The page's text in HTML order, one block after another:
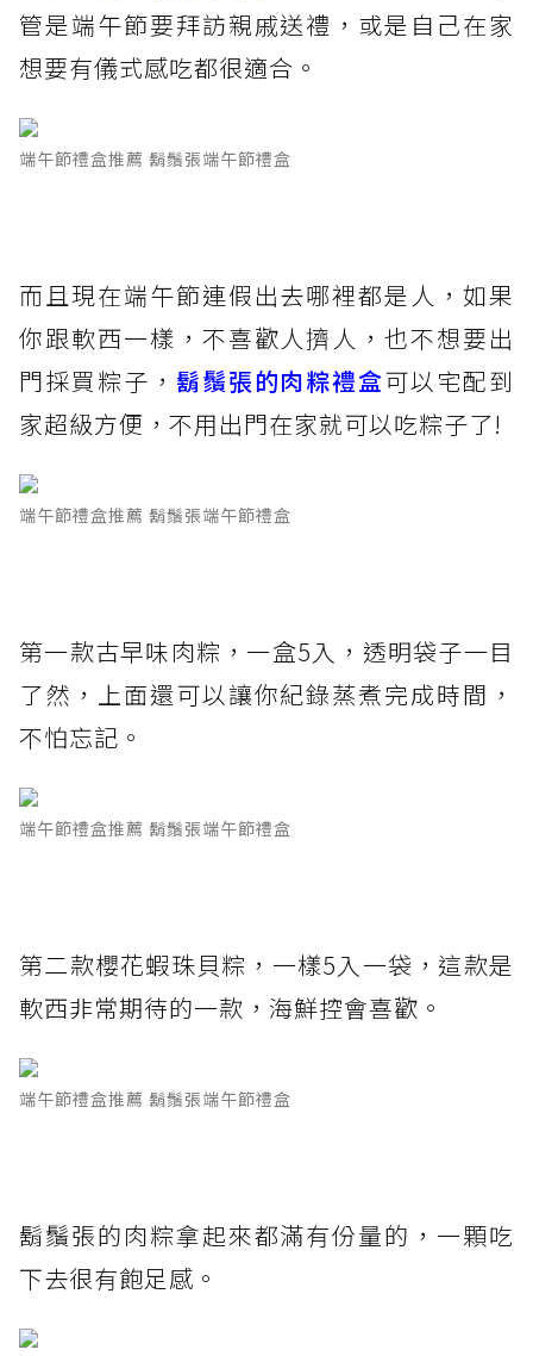
管是端午節要拜訪親戚送禮，或是自己在家
想要有儀式感吃都很適合。
端午節禮盒推薦 鬍鬚張端午節禮盒
而且現在端午節連假出去哪裡都是人，如果
你跟軟西一樣，不喜歡人擠人，也不想要出
門採買粽子， 鬍鬚張的肉粽禮盒可以宅配到
家超級方便，不用出門在家就可以吃粽子了!
端午節禮盒推薦 鬍鬚張端午節禮盒
第一款古早味肉粽，一盒5入，透明袋子一目
了然，上面還可以讓你紀錄蒸煮完成時間，
不怕忘記。
端午節禮盒推薦 鬍鬚張端午節禮盒
第二款櫻花蝦珠貝粽，一樣5入一袋，這款是
軟西非常期待的一款，海鮮控會喜歡。
端午節禮盒推薦 鬍鬚張端午節禮盒
鬍鬚張的肉粽拿起來都滿有份量的，一顆吃
下去很有飽足感。